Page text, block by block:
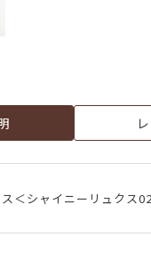
＜シャイニーリュクス